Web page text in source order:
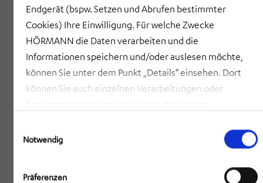
Endgerät (bspw. Setzen und Abrufen bestimmter
Cookies) Ihre Einwilligung. Für welche Zwecke
HÖRMANN die Daten verarbeiten und die
Informationen speichern und/oder auslesen möchte,
können Sie unter dem Punkt „Details“ einsehen. Dort
können Sie auch einzelnen Verarbeitungen oder
Sie ein, dass HÖRMANN alle der erläuterten
Informationen speichern sowie auslesen und damit
zusammenhängende Datenverarbeitungen vornehmen
Notwendig
Präferenzen
Communication – Hardware- und
Softwarelösungen für Kommunikation,
Information und Sicherheit – z. B. im Bahn-,
Verkehrs- oder Infrastrukturbereich.
Produktion – damit Warenflüsse effizienter,